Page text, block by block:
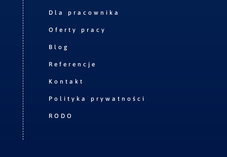
Dla pracownika
Oferty pracy
Blog
Referencje
Kontakt
Polityka prywatności
RODO